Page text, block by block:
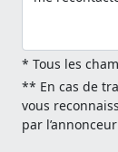
* Tous les
** En cas de
vous
par l’annonceur